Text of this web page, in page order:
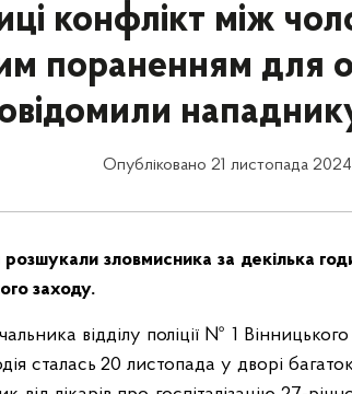
конфлікт між
пораненням для
Опубліковано 21 листопада
зловмисника за декілька
заходу.
відділу поліції № 1
сталась 20 листопада у дворі